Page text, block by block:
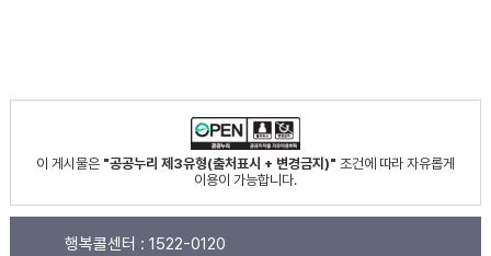
이 게시물은 "공공누리 제3유형(출처표시 + 변경금지)" 조건에 따라 자유롭게
이용이 가능합니다.
행복콜센터 : 1522-0120